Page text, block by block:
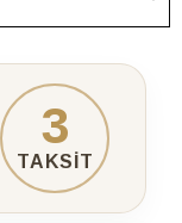
3
TAKSİT